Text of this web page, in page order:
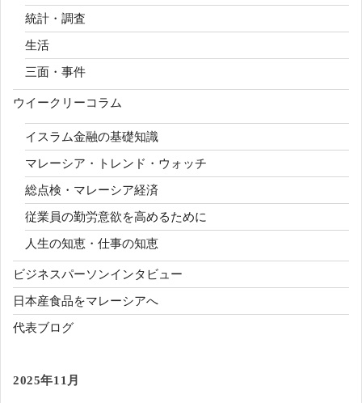
統計・調査
生活
三面・事件
ウイークリーコラム
イスラム金融の基礎知識
マレーシア・トレンド・ウォッチ
総点検・マレーシア経済
従業員の勤労意欲を高めるために
人生の知恵・仕事の知恵
ビジネスパーソンインタビュー
日本産食品をマレーシアへ
代表ブログ
2025年11月